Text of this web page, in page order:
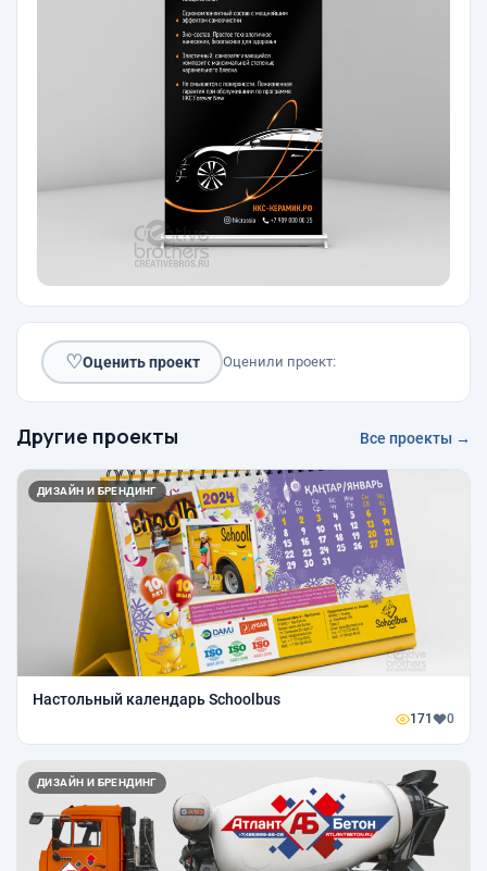
♡Оценить проект Оценили проект:
Другие проекты Все проекты →
ДИЗАЙН И БРЕНДИНГ
Настольный календарь Schoolbus
171 0
ДИЗАЙН И БРЕНДИНГ